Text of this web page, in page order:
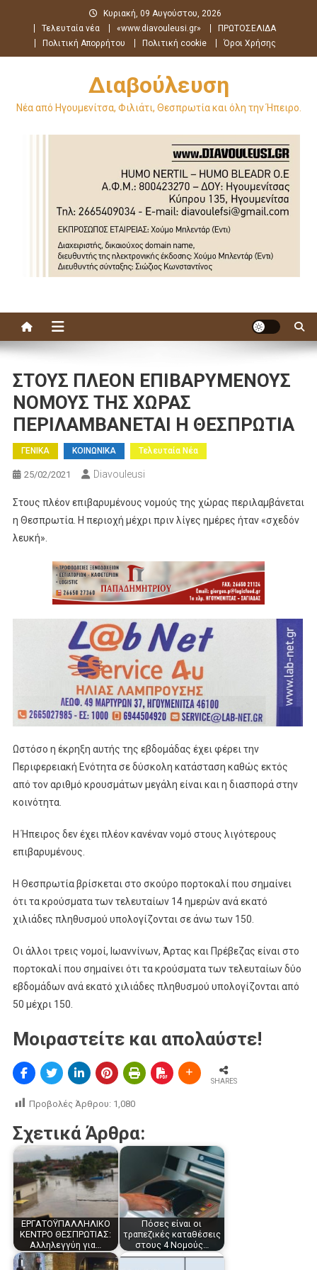
περιεχόμενο
Κυριακή, 09 Αυγούστου, 2026
Τελευταία νέα
«www.diavouleusi.gr»
ΠΡΩΤΟΣΕΛΙΔΑ
Πολιτική Απορρήτου
Πολιτική cookie Όροι Χρήσης
Διαβούλευση
Νέα από Ηγουμενίτσα, Φιλιάτι, Θεσπρωτία και όλη την Ήπειρο.
ΣΤΟΥΣ ΠΛΕΟΝ ΕΠΙΒΑΡΥΜΕΝΟΥΣ
ΝΟΜΟΥΣ ΤΗΣ ΧΩΡΑΣ
ΠΕΡΙΛΑΜΒΑΝΕΤΑΙ Η ΘΕΣΠΡΩΤΙΑ
ΓΕΝΙΚΑ ΚΟΙΝΩΝΙΚΑ Τελευταία Νέα
25/02/2021 Diavouleusi
Στους πλέον επιβαρυμένους νομούς της χώρας περιλαμβάνεται
η Θεσπρωτία. Η περιοχή μέχρι πριν λίγες ημέρες ήταν «σχεδόν
λευκή».
Ωστόσο η έκρηξη αυτής της εβδομάδας έχει φέρει την
Περιφερειακή Ενότητα σε δύσκολη κατάσταση καθώς εκτός
από τον αριθμό κρουσμάτων μεγάλη είναι και η διασπορά στην
κοινότητα.
Η Ήπειρος δεν έχει πλέον κανέναν νομό στους λιγότερους
επιβαρυμένους.
Η Θεσπρωτία βρίσκεται στο σκούρο πορτοκαλί που σημαίνει
ότι τα κρούσματα των τελευταίων 14 ημερών ανά εκατό
χιλιάδες πληθυσμού υπολογίζονται σε άνω των 150.
Οι άλλοι τρεις νομοί, Ιωαννίνων, Άρτας και Πρέβεζας είναι στο
πορτοκαλί που σημαίνει ότι τα κρούσματα των τελευταίων δύο
εβδομάδων ανά εκατό χιλιάδες πληθυσμού υπολογίζονται από
50 μέχρι 150.
Μοιραστείτε και απολαύστε!
SHARES
Προβολές Άρθρου: 1,080
Σχετικά Άρθρα:
ΕΡΓΑΤΟΫΠΑΛΛΗΛΙΚΟ
ΚΕΝΤΡΟ ΘΕΣΠΡΩΤΙΑΣ:
Αλληλεγγύη για…
Πόσες είναι οι
τραπεζικές καταθέσεις
στους 4 Νομούς…